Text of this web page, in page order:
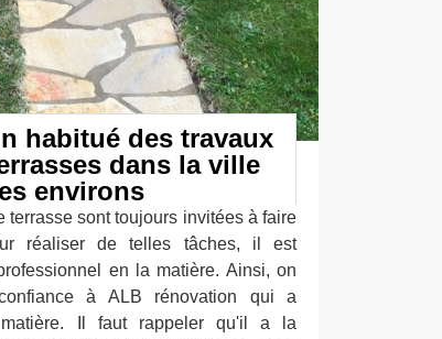
habitué des travaux
dans la ville
environs
terrasse sont toujours invitées à faire
réaliser de telles tâches, il est
en la matière. Ainsi, on
à ALB rénovation qui a
Il faut rappeler qu'il a la